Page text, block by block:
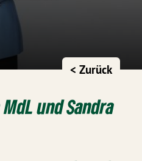
< Zurück
und Sandra